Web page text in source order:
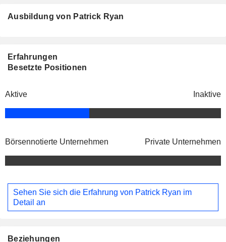
Ausbildung von Patrick Ryan
Erfahrungen
Besetzte Positionen
Aktive Inaktive
Börsennotierte Unternehmen Private Unternehmen
Sehen Sie sich die Erfahrung von Patrick Ryan im
Detail an
Beziehungen